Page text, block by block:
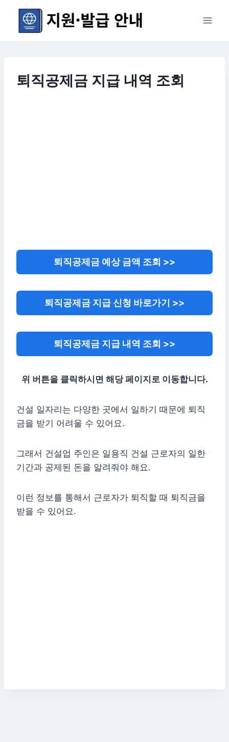
content
퇴직공제금 지급 내역 조회
퇴직공제금 예상 금액 조회 >>
퇴직공제금 지급 신청 바로가기 >>
퇴직공제금 지급 내역 조회 >>
위 버튼을 클릭하시면 해당 페이지로 이동합니다.
건설 일자리는 다양한 곳에서 일하기 때문에 퇴직
금을 받기 어려울 수 있어요.
그래서 건설업 주인은 일용직 건설 근로자의 일한
기간과 공제된 돈을 알려줘야 해요.
이런 정보를 통해서 근로자가 퇴직할 때 퇴직금을
받을 수 있어요.